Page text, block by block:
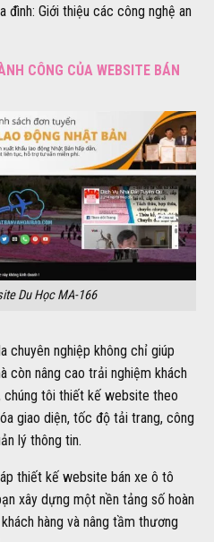
đình: Giới thiệu các công nghệ an
CÔNG CỦA WEBSITE BÁN
Du Học MA-166
chuyên nghiệp không chỉ giúp
còn nâng cao trải nghiệm khách
chúng tôi thiết kế website theo
giao diện, tốc độ tải trang, công
lý thông tin.
thiết kế website bán xe ô tô
xây dựng một nền tảng số hoàn
hàng và nâng tầm thương